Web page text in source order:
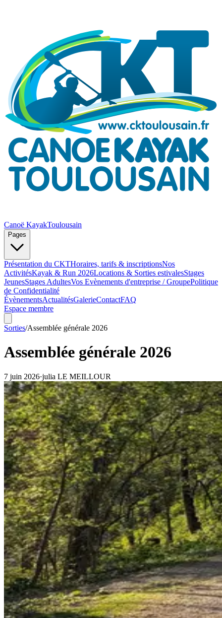
Canoë KayakToulousain
Pages
Présentation du CKTHoraires, tarifs & inscriptionsNos
ActivitésKayak & Run 2026Locations & Sorties estivalesStages
JeunesStages AdultesVos Evènements d'entreprise / GroupePolitique
de Confidentialité
ÉvènementsActualitésGalerieContactFAQ
Espace membre
Sorties/Assemblée générale 2026
Assemblée générale 2026
7 juin 2026·julia LE MEILLOUR